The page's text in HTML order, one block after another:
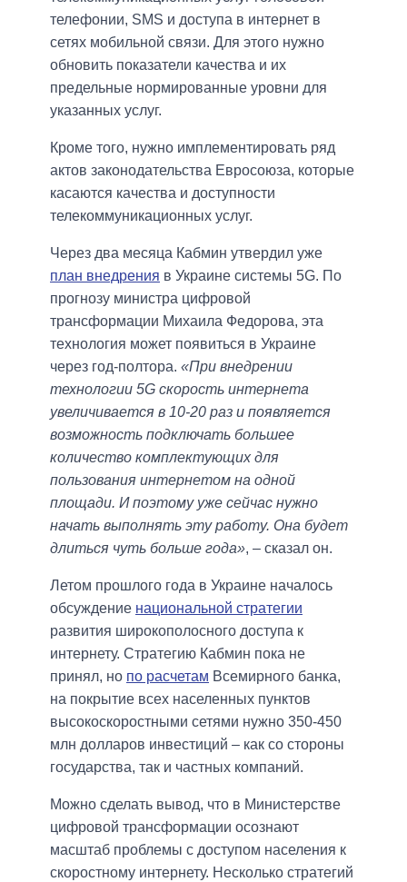
телефонии, SMS и доступа в интернет в
сетях мобильной связи. Для этого нужно
обновить показатели качества и их
предельные нормированные уровни для
указанных услуг.
Кроме того, нужно имплементировать ряд
актов законодательства Евросоюза, которые
касаются качества и доступности
телекоммуникационных услуг.
Через два месяца Кабмин утвердил уже
план внедрения в Украине системы 5G. По
прогнозу министра цифровой
трансформации Михаила Федорова, эта
технология может появиться в Украине
через год-полтора. «При внедрении
технологии 5G скорость интернета
увеличивается в 10-20 раз и появляется
возможность подключать большее
количество комплектующих для
пользования интернетом на одной
площади. И поэтому уже сейчас нужно
начать выполнять эту работу. Она будет
длиться чуть больше года», – сказал он.
Летом прошлого года в Украине началось
обсуждение национальной стратегии
развития широкополосного доступа к
интернету. Стратегию Кабмин пока не
принял, но по расчетам Всемирного банка,
на покрытие всех населенных пунктов
высокоскоростными сетями нужно 350-450
млн долларов инвестиций – как со стороны
государства, так и частных компаний.
Можно сделать вывод, что в Министерстве
цифровой трансформации осознают
масштаб проблемы с доступом населения к
скоростному интернету. Несколько стратегий